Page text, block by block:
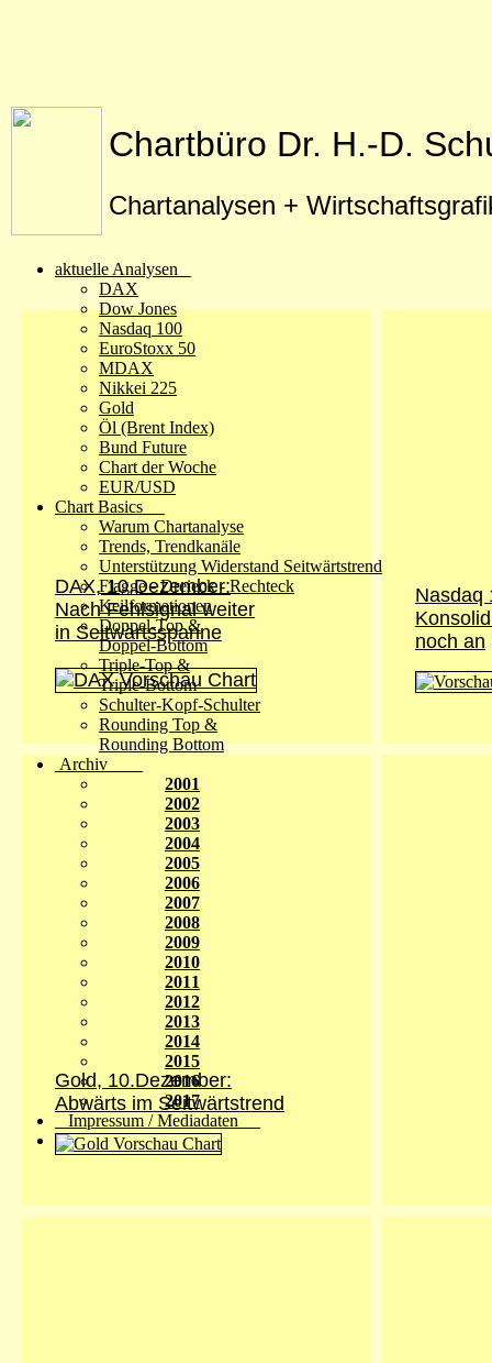
Chartbüro Dr. H.-D.
Chartanalysen +
aktuelle Analysen
DAX
Dow Jones
Nasdaq 100
EuroStoxx 50
MDAX
Nikkei 225
Gold
Öl (Brent Index)
Bund Future
Chart der Woche
EUR/USD
Chart Basics
Warum Chartanalyse
Trends, Trendkanäle
Unterstützung Widerstand Seitwärtstrend
Flagge - Dreieck - Rechteck
Keilformationen
Doppel-Top &
Doppel-Bottom
Triple-Top &
Triple-Bottom
Schulter-Kopf-Schulter
Rounding Top &
Rounding Bottom
Archiv
2001
2002
2003
2004
2005
2006
2007
2008
2009
2010
2011
2012
2013
2014
2015
2016
2017
Impressum / Mediadaten
DAX, 10.Dezember:
Nach Fehlsignal weiter
in Seitwärtsspanne
Nasdaq
noch an
Gold, 10.Dezember:
Abwärts im Seitwärtstrend